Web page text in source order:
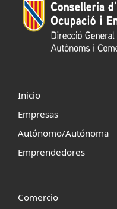
Inicio
Empresas
Autónomo/Autónoma
Emprendedores
Comercio